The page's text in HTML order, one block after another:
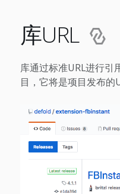
库URL
库通过标准URL进行
目，它将是项目发布的